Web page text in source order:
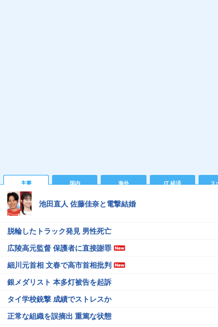
主要 国内 海外 IT 経済 ス
池田直人 佐藤佳奈と電撃結婚
脱輪したトラック発見 男性死亡
広陵高元監督 保護者に直接謝罪
細川元首相 文春で高市首相批判
銀メダリスト 本多灯被告を起訴
タイ学校銃撃 成績でストレスか
正常な組織を誤摘出 重篤な状態